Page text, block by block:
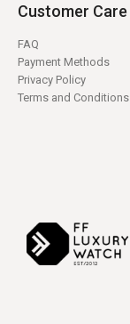
Customer Care
FAQ
Payment Methods
Privacy Policy
Terms and Conditions